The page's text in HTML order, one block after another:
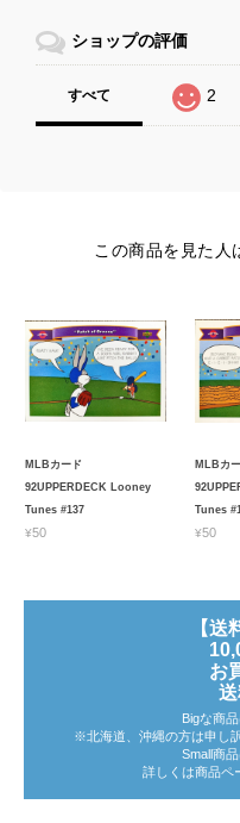
ショップの評価
すべて 2
この商品を見た人
MLBカード
92UPPERDECK Looney
Tunes #137
¥50
MLBカ
Tunes
¥50
【送
お
送
Bigな商
※北海道、沖縄の方は申し
Small商
詳しくは商品ペ